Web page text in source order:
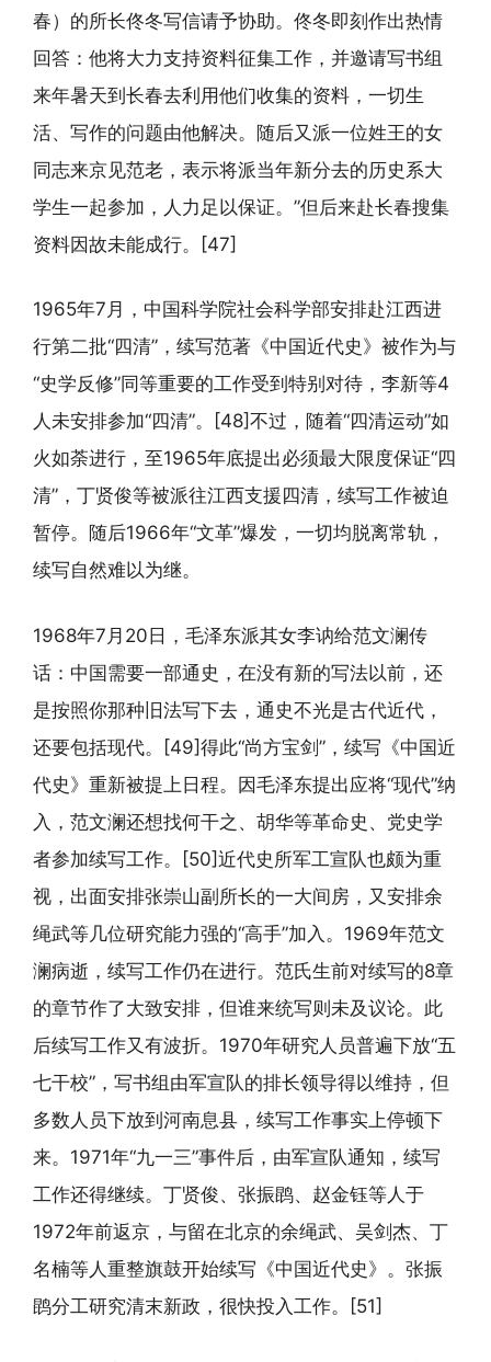
春）的所长佟冬写信请予协助。佟冬即刻作出热情
回答：他将大力支持资料征集工作，并邀请写书组
来年暑天到长春去利用他们收集的资料，一切生
活、写作的问题由他解决。随后又派一位姓王的女
同志来京见范老，表示将派当年新分去的历史系大
学生一起参加，人力足以保证。”但后来赴长春搜集
资料因故未能成行。[47]
1965年7月，中国科学院社会科学部安排赴江西进
行第二批“四清”，续写范著《中国近代史》被作为与
“史学反修”同等重要的工作受到特别对待，李新等4
人未安排参加“四清”。[48]不过，随着“四清运动”如
火如荼进行，至1965年底提出必须最大限度保证“四
清”，丁贤俊等被派往江西支援四清，续写工作被迫
暂停。随后1966年“文革”爆发，一切均脱离常轨，
续写自然难以为继。
1968年7月20日，毛泽东派其女李讷给范文澜传
话：中国需要一部通史，在没有新的写法以前，还
是按照你那种旧法写下去，通史不光是古代近代，
还要包括现代。[49]得此“尚方宝剑”，续写《中国近
代史》重新被提上日程。因毛泽东提出应将“现代”纳
入，范文澜还想找何干之、胡华等革命史、党史学
者参加续写工作。[50]近代史所军工宣队也颇为重
视，出面安排张崇山副所长的一大间房，又安排余
绳武等几位研究能力强的“高手”加入。1969年范文
澜病逝，续写工作仍在进行。范氏生前对续写的8章
的章节作了大致安排，但谁来统写则未及议论。此
后续写工作又有波折。1970年研究人员普遍下放“五
七干校”，写书组由军宣队的排长领导得以维持，但
多数人员下放到河南息县，续写工作事实上停顿下
来。1971年“九一三”事件后，由军宣队通知，续写
工作还得继续。丁贤俊、张振鹍、赵金钰等人于
1972年前返京，与留在北京的余绳武、吴剑杰、丁
名楠等人重整旗鼓开始续写《中国近代史》。张振
鹍分工研究清末新政，很快投入工作。[51]